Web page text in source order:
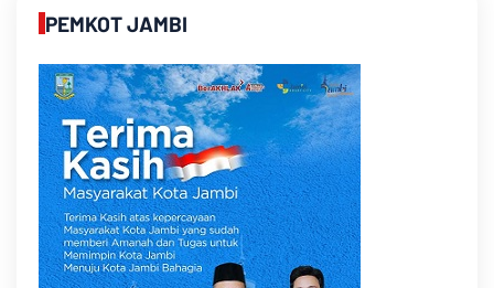
PEMKOT JAMBI